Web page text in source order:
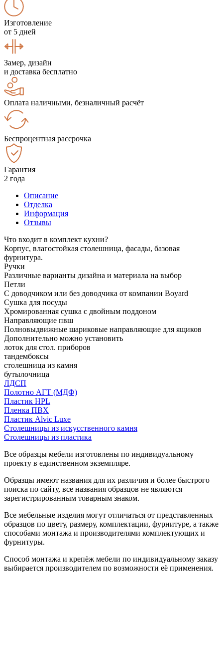
Изготовление
от 5 дней
Замер, дизайн
и доставка бесплатно
Оплата наличными, безналичный расчёт
Беспроцентная рассрочка
Гарантия
2 года
Описание
Отделка
Информация
Отзывы
Что входит в комплект кухни?
Корпус, влагостойкая столешница, фасады, базовая
фурнитура.
Ручки
Различные варианты дизайна и материала на выбор
Петли
С доводчиком или без доводчика от компании Boyard
Сушка для посуды
Хромированная сушка с двойным поддоном
Направляющие пвш
Полновыдвижные шариковые направляющие для ящиков
Дополнительно можно установить
лоток для стол. приборов
тандембоксы
столешница из камня
бутылочница
ЛДСП
Полотно АГТ (МДФ)
Пластик HPL
Пленка ПВХ
Пластик Alvic Luxe
Столешницы из искусственного камня
Столешницы из пластика
Все образцы мебели изготовлены по индивидуальному
проекту в единственном экземпляре.
Образцы имеют названия для их различия и более быстрого
поиска по сайту, все названия образцов не являются
зарегистрированным товарным знаком.
Все мебельные изделия могут отличаться от представленных
образцов по цвету, размеру, комплектации, фурнитуре, а также
способами монтажа и производителями комплектующих и
фурнитуры.
Способ монтажа и крепёж мебели по индивидуальному заказу
выбирается производителем по возможности её применения.